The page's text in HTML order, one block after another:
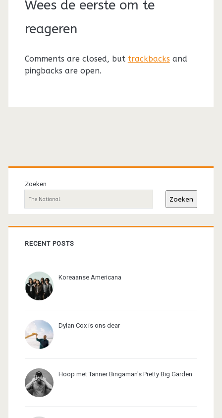
Wees de eerste om te
reageren
Comments are closed, but trackbacks and
pingbacks are open.
Primaire
sidebar
Zoeken
Zoeken
RECENT POSTS
Koreaanse Americana
Dylan Cox is ons dear
Hoop met Tanner Bingaman's Pretty Big Garden